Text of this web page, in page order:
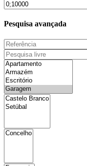
Pesquisa avançada